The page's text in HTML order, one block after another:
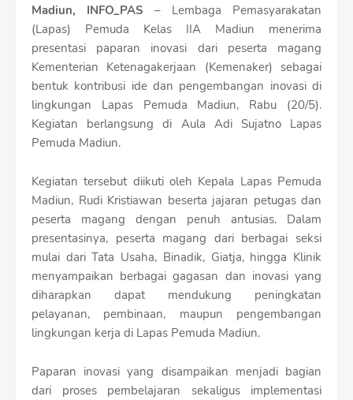
Madiun, INFO_PAS – Lembaga Pemasyarakatan
(Lapas) Pemuda Kelas IIA Madiun menerima
presentasi paparan inovasi dari peserta magang
Kementerian Ketenagakerjaan (Kemenaker) sebagai
bentuk kontribusi ide dan pengembangan inovasi di
lingkungan Lapas Pemuda Madiun, Rabu (20/5).
Kegiatan berlangsung di Aula Adi Sujatno Lapas
Pemuda Madiun.
Kegiatan tersebut diikuti oleh Kepala Lapas Pemuda
Madiun, Rudi Kristiawan beserta jajaran petugas dan
peserta magang dengan penuh antusias. Dalam
presentasinya, peserta magang dari berbagai seksi
mulai dari Tata Usaha, Binadik, Giatja, hingga Klinik
menyampaikan berbagai gagasan dan inovasi yang
diharapkan dapat mendukung peningkatan
pelayanan, pembinaan, maupun pengembangan
lingkungan kerja di Lapas Pemuda Madiun.
Paparan inovasi yang disampaikan menjadi bagian
dari proses pembelajaran sekaligus implementasi
n
W
i
t
h
S
h
r
o
f
T
e
m
p
l
a
t
e
s